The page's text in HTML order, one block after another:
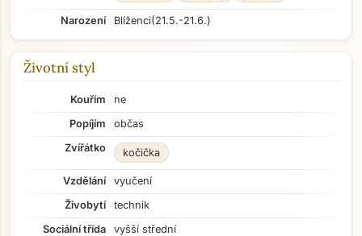
Narození Blíženci(21.5.-21.6.)
Životní styl
Kouřím
ne
Popíjím
občas
Zvířátko
kočička
Vzdělání
vyučení
Živobytí
technik
Sociální třída
vyšší střední